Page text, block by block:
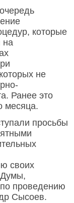
которые
на
не
Ранее это
месяца.
просьбы
своих
проведению
Сысоев.